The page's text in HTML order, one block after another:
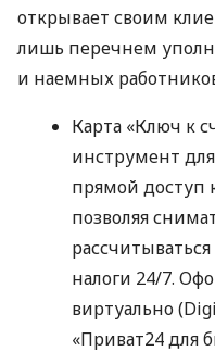
открывает своим
лишь перечнем
и наемных
Карта «Ключ к
инструмент
прямой доступ
позволяя
налоги 24/7.
виртуально
«Приват24 для